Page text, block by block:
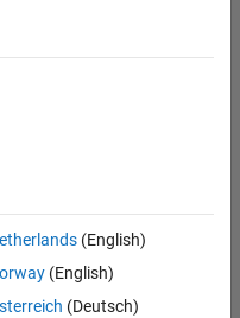
(English)
(English)
(Deutsch)